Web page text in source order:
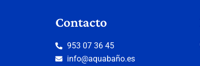
Contacto
953 07 36 45
info@aquabaño.es